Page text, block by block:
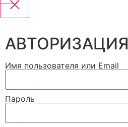
АВТОРИЗАЦИЯ
Имя пользователя или Email
Пароль